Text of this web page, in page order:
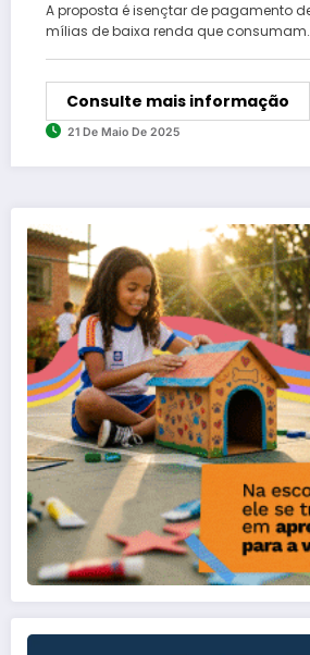
A proposta é isençtar de pagamento
mílias de baixa renda que
Consulte mais informação
21 De Maio De 2025